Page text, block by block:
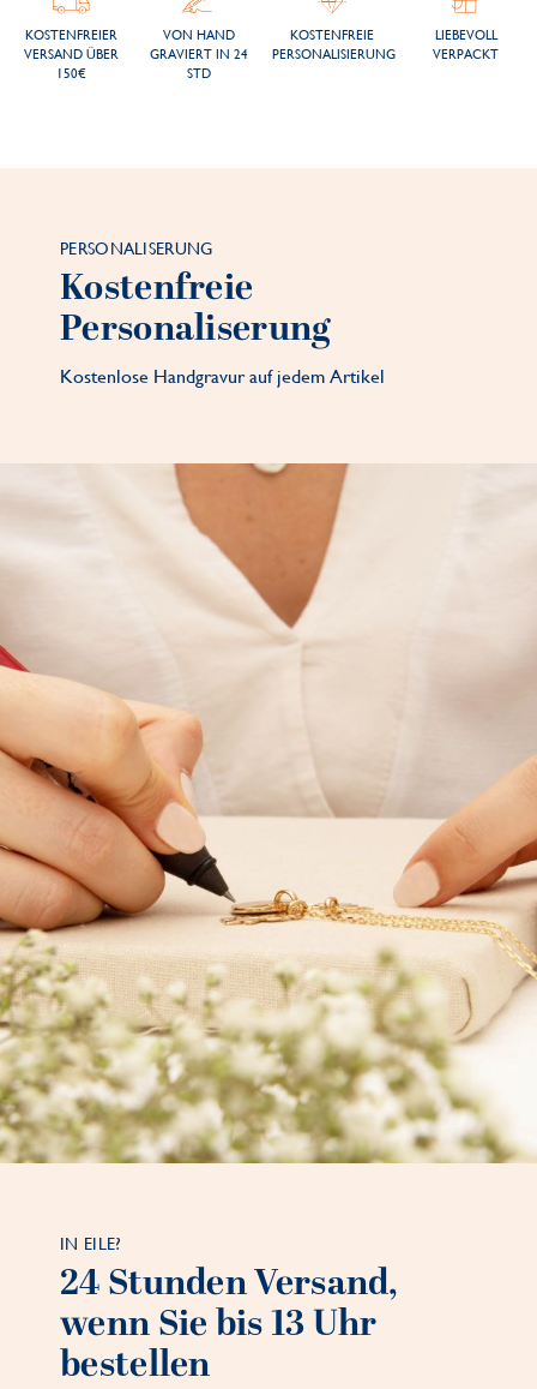
KOSTENFREIER
VERSAND ÜBER
150€
VON HAND
GRAVIERT IN 24
STD
KOSTENFREIE
PERSONALISIERUNG
LIEBEVOLL
VERPACKT
PERSONALISERUNG
Kostenfreie
Personaliserung
Kostenlose Handgravur auf jedem Artikel
IN EILE?
24 Stunden Versand,
wenn Sie bis 13 Uhr
bestellen